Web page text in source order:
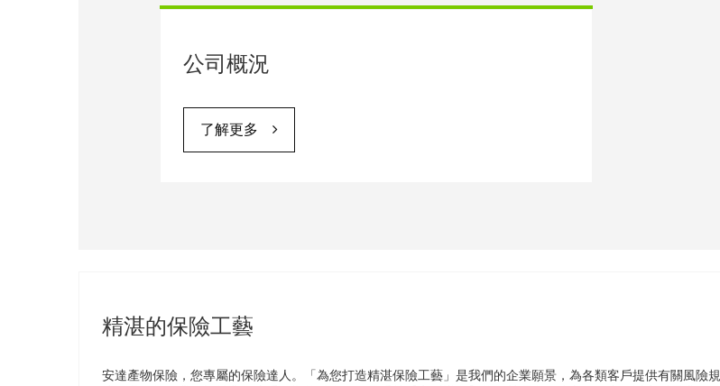
公司概況
了解更多
精湛的保險工藝
安達產物保險，您專屬的保險達人。「為您打造精湛保險工藝」是我們的企業願景，為各類客戶提供有關風險